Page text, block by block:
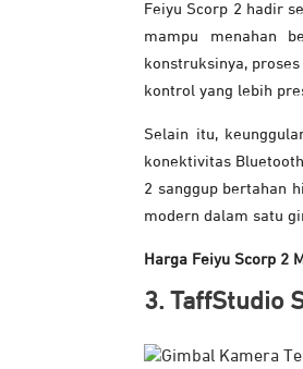
Feiyu Scorp 2 hadir
mampu menahan
konstruksinya,
kontrol yang lebih
Selain itu,
konektivitas
2 sanggup bertahan
modern dalam satu
Harga Feiyu Scorp 2
3. TaffStudio